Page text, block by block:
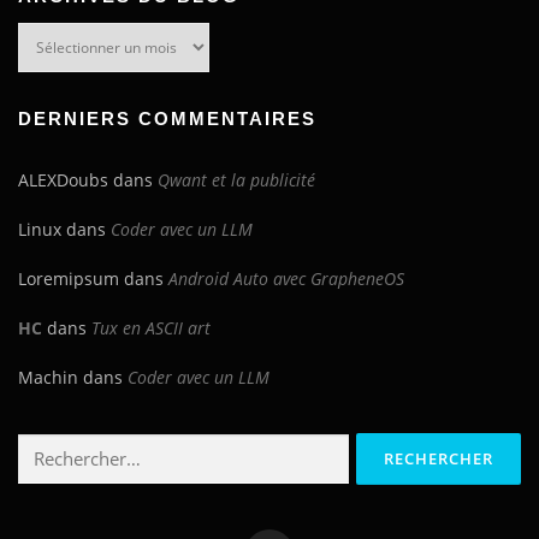
DERNIERS COMMENTAIRES
ALEXDoubs dans Qwant et la publicité
Linux dans Coder avec un LLM
Loremipsum dansAndroid Auto avec GrapheneOS
HC dans Tux en ASCII art
Machin dans Coder avec un LLM
Rechercher :